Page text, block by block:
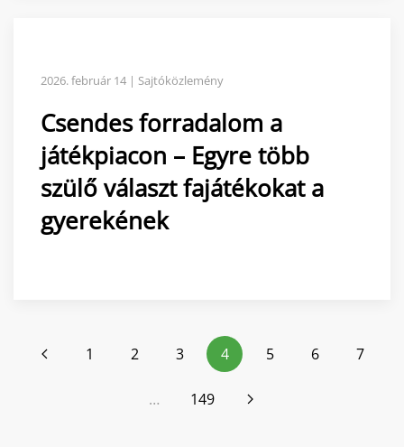
2026. február 14 | Sajtóközlemény
Csendes forradalom a
játékpiacon – Egyre több
szülő választ fajátékokat a
gyerekének
1 2 3 4 5 6 7
… 149